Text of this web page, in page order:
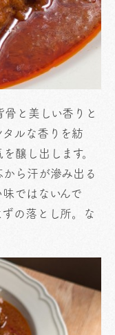
と美しい香りと
ルな香りを紡
醸し出します。
ら汗が滲み出る
ではないんで
の落とし所。な